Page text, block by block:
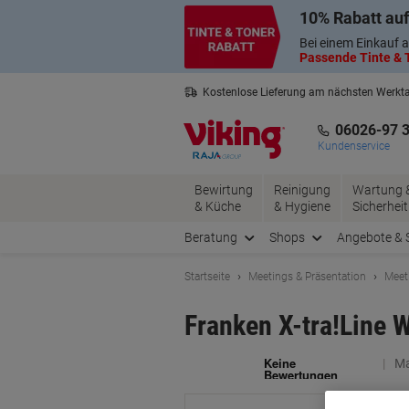
10% Rabatt
Bei einem Einkauf
Passende Tinte &
Kostenlose Lieferung am nächsten
06026-97
Kundenservice
Bewirtung
& Küche
Reinigung
& Hygiene
Wartung
Sicherheit
Beratung Shops Angebote &
Startseite Meetings & Präsentation
Franken X-tra!Line